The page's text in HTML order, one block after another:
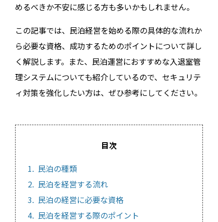
めるべきか不安に感じる方も多いかもしれません。
この記事では、民泊経営を始める際の具体的な流れか
ら必要な資格、成功するためのポイントについて詳し
く解説します。また、民泊運営におすすめな入退室管
理システムについても紹介しているので、セキュリテ
ィ対策を強化したい方は、ぜひ参考にしてください。
目次
1. 民泊の種類
2. 民泊を経営する流れ
3. 民泊の経営に必要な資格
4. 民泊を経営する際のポイント